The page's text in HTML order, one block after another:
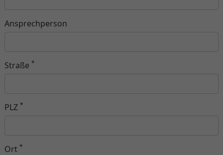
Ansprechperson
Straße *
PLZ *
Ort *